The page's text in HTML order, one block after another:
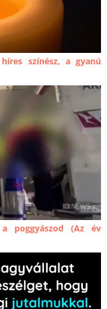
színész, a gyanú
poggyászod (Az év